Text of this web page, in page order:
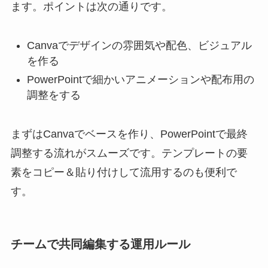
ます。ポイントは次の通りです。
Canvaでデザインの雰囲気や配色、ビジュアル
を作る
PowerPointで細かいアニメーションや配布用の
調整をする
まずはCanvaでベースを作り、PowerPointで最終
調整する流れがスムーズです。テンプレートの要
素をコピー＆貼り付けして流用するのも便利で
す。
チームで共同編集する運用ルール